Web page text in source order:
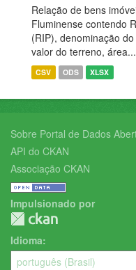
Relação de bens
Fluminense contendo
(RIP), denominação
valor do terreno, área...
CSV ODS XLSX
Sobre Portal de Dados
API do CKAN
Associação CKAN
Impulsionado por
Idioma